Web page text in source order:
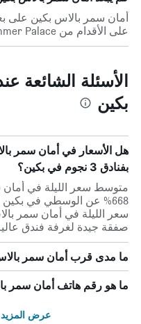
على الأقدام من Summer Palace، بكين.
الأسئلة الشائعة
بكين
هل الأسعار في أمان سمر
بفنادق 3 نجوم في بكين؟
متوسط سعر الليلة في
صفقة جيدة لغرفة فندق
ما مدى قرب أمان سمر
ما هو رقم هاتف أمان سمر
عرض المزيد